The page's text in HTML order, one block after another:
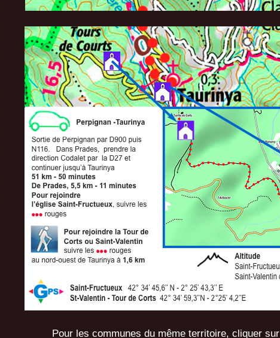
Pour les communes du même territoire, cliquer sur